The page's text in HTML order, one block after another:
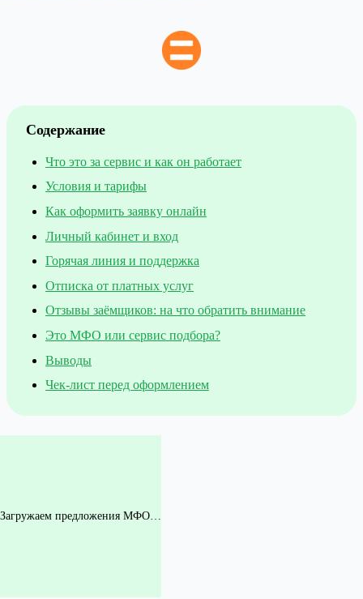
Содержание
Что это за сервис и как он работает
Условия и тарифы
Как оформить заявку онлайн
Личный кабинет и вход
Горячая линия и поддержка
Отписка от платных услуг
Отзывы заёмщиков: на что обратить внимание
Это МФО или сервис подбора?
Выводы
Чек-лист перед оформлением
Загружаем предложения МФО…